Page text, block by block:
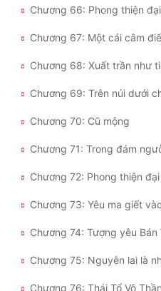
Chương 66: Phong thiện
Chương 67: Một cái câm
Chương 68: Xuất trần như
Chương 69: Trên núi dưới
Chương 70: Cũ mộng
Chương 71: Trong đám
Chương 72: Phong thiện
Chương 73: Yêu ma giết
Chương 74: Tượng yêu Bán
Chương 76: Thái Tổ Võ